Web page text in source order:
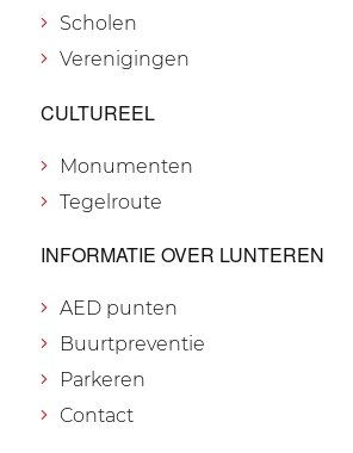
Scholen
Verenigingen
CULTUREEL
Monumenten
Tegelroute
INFORMATIE OVER LUNTEREN
AED punten
Buurtpreventie
Parkeren
Contact